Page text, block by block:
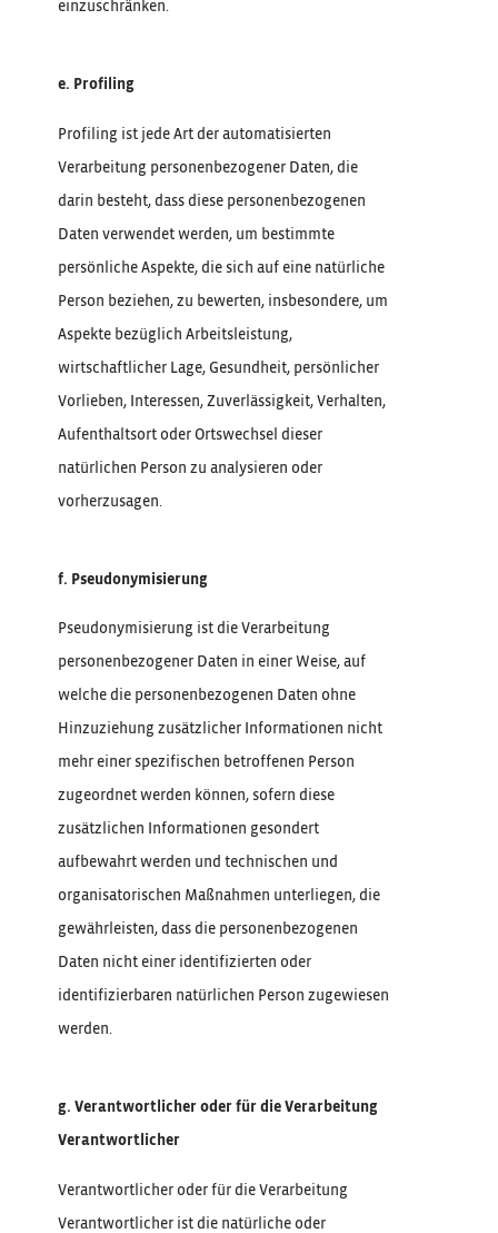
einzuschränken.
e. Profiling
Profiling ist jede Art der automatisierten
Verarbeitung personenbezogener Daten, die
darin besteht, dass diese personenbezogenen
Daten verwendet werden, um bestimmte
persönliche Aspekte, die sich auf eine natürliche
Person beziehen, zu bewerten, insbesondere, um
Aspekte bezüglich Arbeitsleistung,
wirtschaftlicher Lage, Gesundheit, persönlicher
Vorlieben, Interessen, Zuverlässigkeit, Verhalten,
Aufenthaltsort oder Ortswechsel dieser
natürlichen Person zu analysieren oder
vorherzusagen.
f. Pseudonymisierung
Pseudonymisierung ist die Verarbeitung
personenbezogener Daten in einer Weise, auf
welche die personenbezogenen Daten ohne
Hinzuziehung zusätzlicher Informationen nicht
mehr einer spezifischen betroffenen Person
zugeordnet werden können, sofern diese
zusätzlichen Informationen gesondert
aufbewahrt werden und technischen und
organisatorischen Maßnahmen unterliegen, die
gewährleisten, dass die personenbezogenen
Daten nicht einer identifizierten oder
identifizierbaren natürlichen Person zugewiesen
werden.
g. Verantwortlicher oder für die Verarbeitung
Verantwortlicher
Verantwortlicher oder für die Verarbeitung
Verantwortlicher ist die natürliche oder